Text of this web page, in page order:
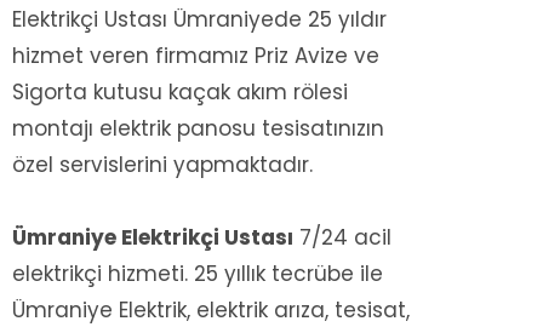
Elektrikçi Ustası Ümraniyede 25 yıldır
hizmet veren firmamız Priz Avize ve
Sigorta kutusu kaçak akım rölesi
montajı elektrik panosu tesisatınızın
özel servislerini yapmaktadır.
Ümraniye Elektrikçi Ustası 7/24 acil
elektrikçi hizmeti. 25 yıllık tecrübe ile
Ümraniye Elektrik, elektrik arıza, tesisat,